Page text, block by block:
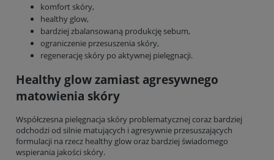
komfort skóry,
healthy glow,
bardziej zbalansowaną produkcję sebum,
ograniczenie przesuszenia skóry,
regenerację skóry po aktywnej pielęgnacji.
Healthy glow zamiast agresywnego
matowienia skóry
Współczesna pielęgnacja skóry problematycznej coraz bardziej
odchodzi od silnie matujących i agresywnie przesuszających
formulacji na rzecz healthy glow oraz bardziej świadomego
wspierania jakości skóry.